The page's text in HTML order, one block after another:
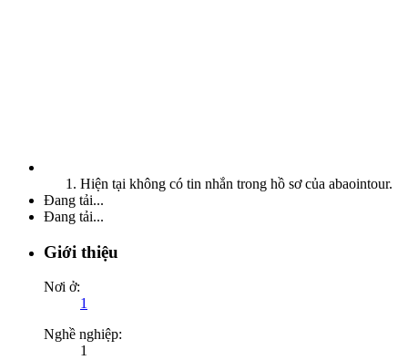
Hiện tại không có tin nhắn trong hồ sơ của abaointour.
Đang tải...
Đang tải...
Giới thiệu
Nơi ở:
1
Nghề nghiệp:
1